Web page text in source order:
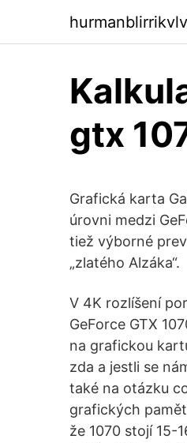
gtx
Grafická karta
úrovni medzi
tiež výborné
„zlatého Alzáka“.
V 4K rozlíšení
GeForce GTX
na grafickou
zda a jestli se
také na otázku
grafických
že 1070 stojí 15-